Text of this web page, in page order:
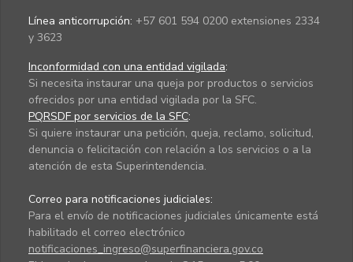
Línea anticorrupción: +57 601 594 0200 extensiones 2334
y 3623
Inconformidad con una entidad vigilada:
Si necesita instaurar una queja por productos o servicios
ofrecidos por una entidad vigilada por la SFC.
PQRSDF por servicios de la SFC:
Si quiere instaurar una petición, queja, reclamo, solicitud,
denuncia o felicitación con relación a los servicios o a la
atención de esta Superintendencia.
Correo para notificaciones judiciales:
Para el envío de notificaciones judiciales únicamente está
habilitado el correo electrónico
notificaciones_ingreso@superfinanciera.gov.co